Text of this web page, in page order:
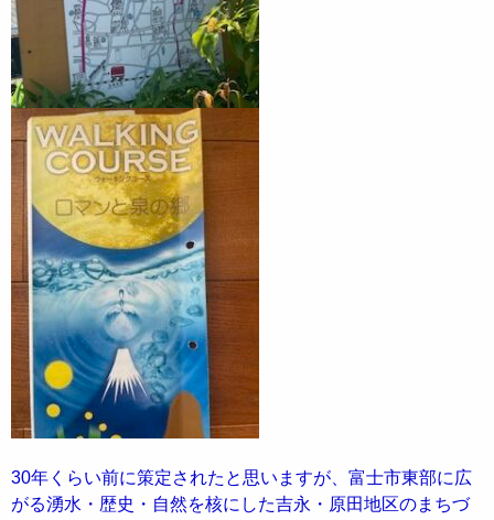
30年くらい前に策定されたと思いますが、富士市東部に広
がる湧水・歴史・自然を核にした吉永・原田地区のまちづ